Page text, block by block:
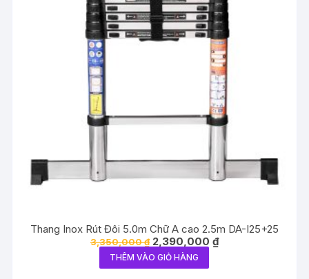
Thang Inox Rút Đôi 5.0m Chữ A cao 2.5m DA-I25+25
3,350,000₫ Giá
gốc
là:
3,350,000 ₫.
2,390,000 ₫Giá
hiện
THÊM VÀO GIỎ HÀNG